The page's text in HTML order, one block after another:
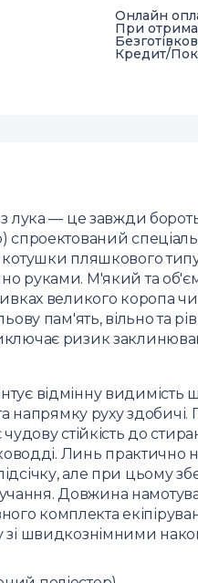
Онлайн
При
Кредит/
лука — це завжди
пляшкового
руками. М'який та
великого коропа
пам'ять, вільно та
ризик
відмінну
напрямку руху здобичі.
стійкість до
Линь практично
але при цьому
Довжина
комплекта
зі швидкознімними